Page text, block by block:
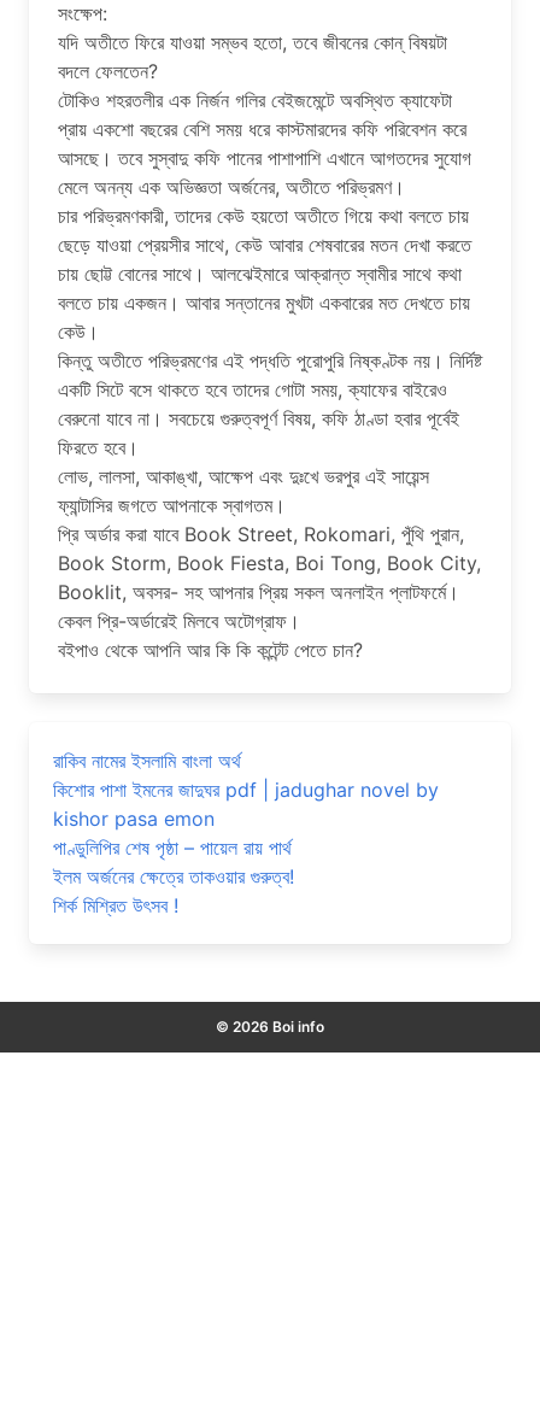
সংক্ষেপ:
যদি অতীতে ফিরে যাওয়া সম্ভব হতো, তবে জীবনের কোন্ বিষয়টা
বদলে ফেলতেন?
টোকিও শহরতলীর এক নির্জন গলির বেইজমেন্টে অবস্থিত ক্যাফেটা
প্রায় একশো বছরের বেশি সময় ধরে কাস্টমারদের কফি পরিবেশন করে
আসছে। তবে সুস্বাদু কফি পানের পাশাপাশি এখানে আগতদের সুযোগ
মেলে অনন্য এক অভিজ্ঞতা অর্জনের, অতীতে পরিভ্রমণ।
চার পরিভ্রমণকারী, তাদের কেউ হয়তো অতীতে গিয়ে কথা বলতে চায়
ছেড়ে যাওয়া প্রেয়সীর সাথে, কেউ আবার শেষবারের মতন দেখা করতে
চায় ছোট্ট বোনের সাথে। আলঝেইমারে আক্রান্ত স্বামীর সাথে কথা
বলতে চায় একজন। আবার সন্তানের মুখটা একবারের মত দেখতে চায়
কেউ।
কিন্তু অতীতে পরিভ্রমণের এই পদ্ধতি পুরোপুরি নিষ্কণ্টক নয়। নির্দিষ্ট
একটি সিটে বসে থাকতে হবে তাদের গোটা সময়, ক্যাফের বাইরেও
বেরুনো যাবে না। সবচেয়ে গুরুত্বপূর্ণ বিষয়, কফি ঠাণ্ডা হবার পূর্বেই
ফিরতে হবে।
লোভ, লালসা, আকাঙ্খা, আক্ষেপ এবং দুঃখে ভরপুর এই সায়েন্স
ফ্যান্টাসির জগতে আপনাকে স্বাগতম।
প্রি অর্ডার করা যাবে Book Street, Rokomari, পুঁথি পুরান,
Book Storm, Book Fiesta, Boi Tong, Book City,
Booklit, অবসর- সহ আপনার প্রিয় সকল অনলাইন প্লাটফর্মে।
কেবল প্রি-অর্ডারেই মিলবে অটোগ্রাফ।
বইপাও থেকে আপনি আর কি কি কন্টেন্ট পেতে চান?
রাকিব নামের ইসলামি বাংলা অর্থ
কিশোর পাশা ইমনের জাদুঘর pdf | jadughar novel by
kishor pasa emon
পাণ্ডুলিপির শেষ পৃষ্ঠা – পায়েল রায় পার্থ
ইলম অর্জনের ক্ষেত্রে তাকওয়ার গুরুত্ব!
শির্ক মিশ্রিত উৎসব !
© 2026 Boi info